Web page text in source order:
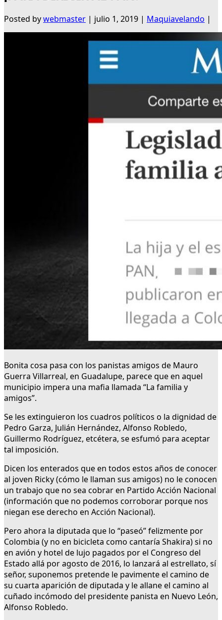
Posted bywebmaster | julio 1, 2019 | Maquiavelando |
Bonita cosa pasa con los panistas amigos de Mauro
Guerra Villarreal, en Guadalupe, parece que en aquel
municipio impera una mafia llamada “La familia y
amigos”.
Se les extinguieron los cuadros políticos o la dignidad de
Pedro Garza, Julián Hernández, Alfonso Robledo,
Guillermo Rodríguez, etcétera, se esfumó para aceptar
tal imposición.
Dicen los enterados que en todos estos años de conocer
al joven Ricky (cómo le llaman sus amigos) no le conocen
un trabajo que no sea cobrar en Partido Acción Nacional
(información que no podemos corroborar porque nos
niegan ese derecho en Acción Nacional).
Pero ahora la diputada que lo “paseó” felizmente por
Colombia (y no en bicicleta como cantaría Shakira) si no
en avión y hotel de lujo pagados por el Congreso del
Estado allá por agosto de 2016, lo lanzará al estrellato, sí
señor, suponemos pretende le pavimente el camino de
su cuarta aparición de diputada y le allane el camino al
cuñado incómodo del presidente panista en Nuevo León,
Alfonso Robledo.